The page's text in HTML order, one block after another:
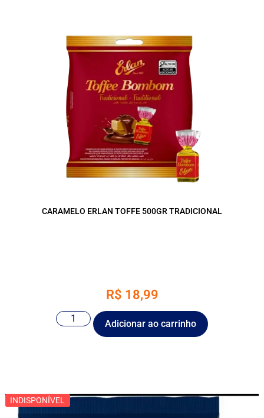
CARAMELO ERLAN TOFFE 500GR TRADICIONAL
R$ 18,99
Adicionar ao carrinho
INDISPONÍVEL
INDISPONÍVEL